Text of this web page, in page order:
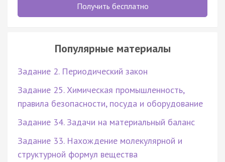
Получить бесплатно
Популярные материалы
Задание 2. Периодический закон
Задание 25. Химическая промышленность,
правила безопасности, посуда и оборудование
Задание 34. Задачи на материальный баланс
Задание 33. Нахождение молекулярной и
структурной формул вещества